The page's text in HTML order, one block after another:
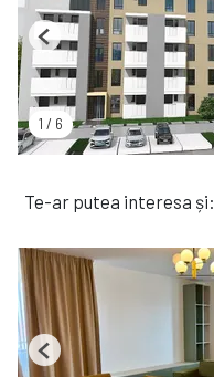
1 / 6
Previous
Te-ar putea interesa și:
Previous